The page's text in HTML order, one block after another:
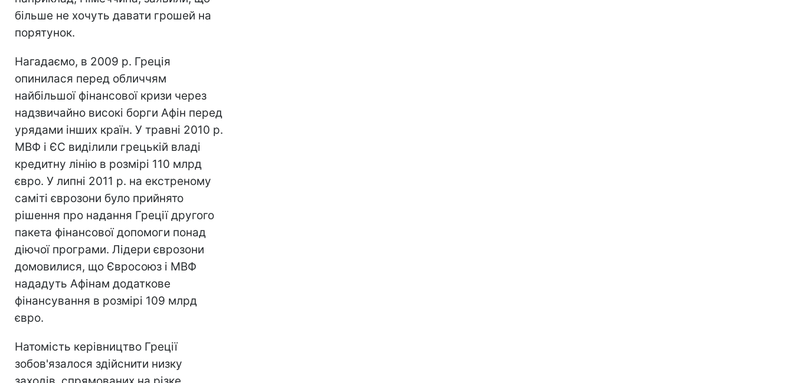
більше не хочуть давати грошей на
порятунок.
Нагадаємо, в 2009 р. Греція
опинилася перед обличчям
найбільшої фінансової кризи через
надзвичайно високі борги Афін перед
урядами інших країн. У травні 2010 р.
МВФ і ЄС виділили грецькій владі
кредитну лінію в розмірі 110 млрд
євро. У липні 2011 р. на екстреному
саміті єврозони було прийнято
рішення про надання Греції другого
пакета фінансової допомоги понад
діючої програми. Лідери єврозони
домовилися, що Євросоюз і МВФ
нададуть Афінам додаткове
фінансування в розмірі 109 млрд
євро.
Натомість керівництво Греції
зобов'язалося здійснити низку